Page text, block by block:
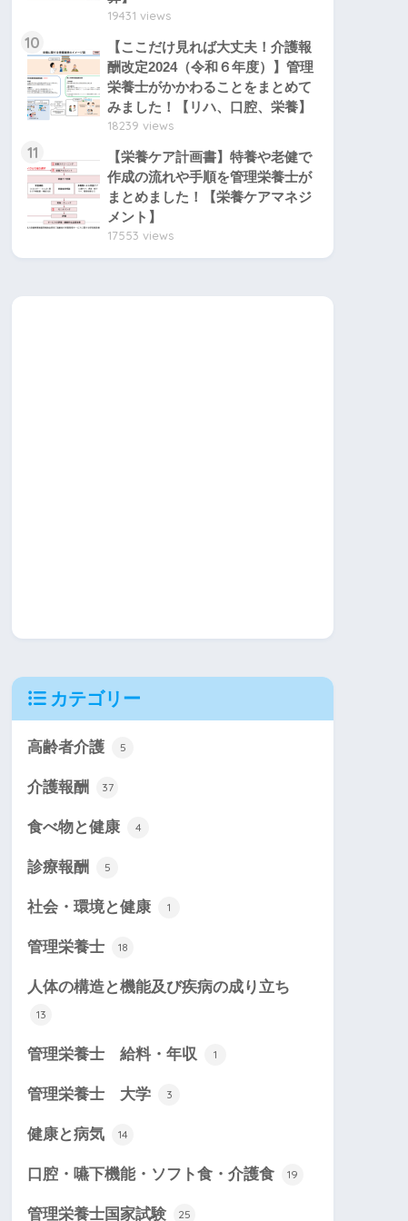
19431 views
10
【ここだけ見れば大丈夫！介護報
酬改定2024（令和６年度）】管理
栄養士がかかわることをまとめて
みました！【リハ、口腔、栄養】
18239 views
11
【栄養ケア計画書】特養や老健で
作成の流れや手順を管理栄養士が
まとめました！【栄養ケアマネジ
メント】
17553 views
カテゴリー
高齢者介護 5
介護報酬 37
食べ物と健康 4
診療報酬 5
社会・環境と健康 1
管理栄養士 18
人体の構造と機能及び疾病の成り立ち
13
管理栄養士 給料・年収 1
管理栄養士 大学 3
健康と病気 14
口腔・嚥下機能・ソフト食・介護食 19
管理栄養士国家試験 25